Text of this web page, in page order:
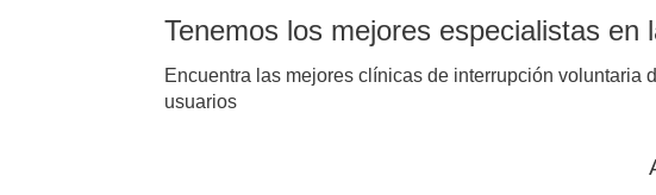
Tenemos los mejores especialistas en
Encuentra las mejores clínicas de interrupción
usuarios